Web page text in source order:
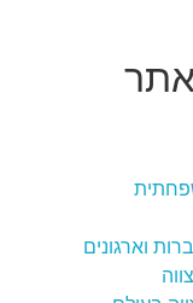
וארגונים